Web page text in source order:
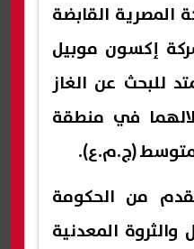
المصرية القابضة
إكسون موبيل
للبحث عن الغاز
في منطقة
(ج.م.ع).
من الحكومة
والثروة المعدنية